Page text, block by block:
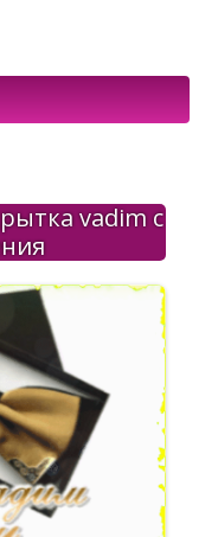
vadim с